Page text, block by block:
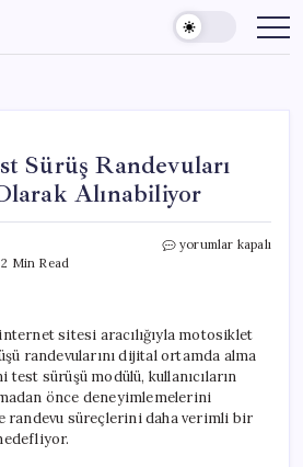
Sürüş Randevuları
Alınabiliyor
2 Min Read
Motosiklet
Online
Olarak
Alınabiliyor
için
yorumlar kapalı
sitesi aracılığıyla motosiklet
randevularını dijital ortamda alma
test sürüşü modülü, kullanıcıların
önce deneyimlemelerini
randevu süreçlerini daha verimli bir